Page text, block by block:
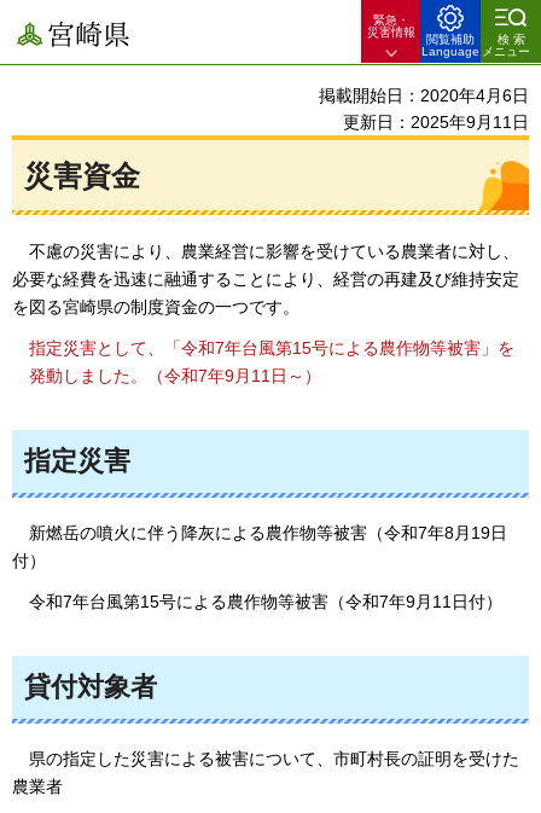
宮崎県
緊急・
災害情報
閲覧補助
Language
検索
メニュー
掲載開始日：2020年4月6日
更新日：2025年9月11日
災害資金
不慮の災害により、 農業経営に影響を受けている農業者に対し、
必要な経費を迅速に融通することにより、経営の再建及び維持安定
を図る宮崎県の制度資金の一つです。
指定災害として、「令和7年台風第15号による農作物等被害」を
発動しました。（令和7年9月11日～）
指定災害
新燃岳の噴火に伴う降灰による農作物等被害（令和7年8月19日
付）
令和7年台風第15号による農作物等被害（令和7年9月11日付）
貸付対象者
県の指定した災害による被害について、市町村長の証明を受けた
農業者